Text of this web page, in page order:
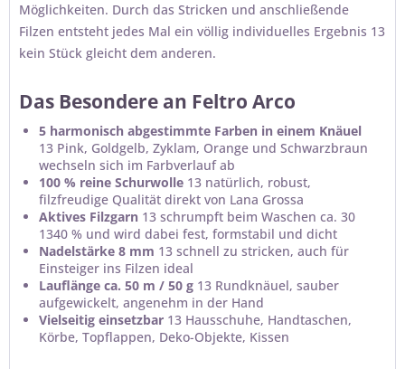
Möglichkeiten. Durch das Stricken und anschließende
Filzen entsteht jedes Mal ein völlig individuelles Ergebnis 13
kein Stück gleicht dem anderen.
Das Besondere an Feltro Arco
5 harmonisch abgestimmte Farben in einem Knäuel
13 Pink, Goldgelb, Zyklam, Orange und Schwarzbraun
wechseln sich im Farbverlauf ab
100 % reine Schurwolle 13 natürlich, robust,
filzfreudige Qualität direkt von Lana Grossa
Aktives Filzgarn 13 schrumpft beim Waschen ca. 30
1340 % und wird dabei fest, formstabil und dicht
Nadelstärke 8 mm 13 schnell zu stricken, auch für
Einsteiger ins Filzen ideal
Lauflänge ca. 50 m / 50 g 13 Rundknäuel, sauber
aufgewickelt, angenehm in der Hand
Vielseitig einsetzbar 13 Hausschuhe, Handtaschen,
Körbe, Topflappen, Deko-Objekte, Kissen